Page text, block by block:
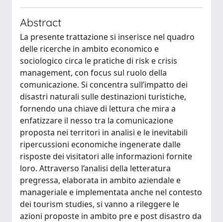
Abstract
La presente trattazione si inserisce nel quadro
delle ricerche in ambito economico e
sociologico circa le pratiche di risk e crisis
management, con focus sul ruolo della
comunicazione. Si concentra sull’impatto dei
disastri naturali sulle destinazioni turistiche,
fornendo una chiave di lettura che mira a
enfatizzare il nesso tra la comunicazione
proposta nei territori in analisi e le inevitabili
ripercussioni economiche ingenerate dalle
risposte dei visitatori alle informazioni fornite
loro. Attraverso l’analisi della letteratura
pregressa, elaborata in ambito aziendale e
manageriale e implementata anche nel contesto
dei tourism studies, si vanno a rileggere le
azioni proposte in ambito pre e post disastro da